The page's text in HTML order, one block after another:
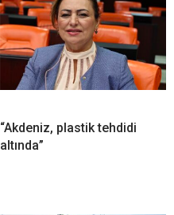
“Akdeniz, plastik tehdidi
altında”